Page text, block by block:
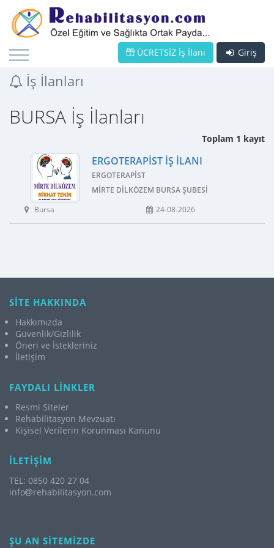
Giriş
ÜCRETSİZ İş İlanı
İş İlanları
BURSA İş İlanları
Toplam 1 kayıt
ERGOTERAPIST İŞ İLANI
ERGOTERAPIST
MIRTE DILKÖZEM BURSA ŞUBESI
Bursa
24-08-2026
SİTE HAKKINDA
Hakkımızda
Güvenlik/Gizlilik
Öneri ve İstekleriniz
İletişim
FAYDALI LİNKLER
Resmi Siteler
Rehabilitasyon Mevzuatı
Kişisel Verilerin Korunması Kanunu
İLETİŞİM
TEL: 0850 420 27 04
info
rehabilitasyon.com
ŞU AN SİTEMİZDE